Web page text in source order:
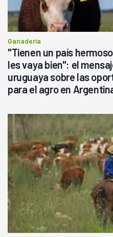
Ganadería
"Tienen un país
les vaya bien": el
uruguaya sobre las
para el agro en